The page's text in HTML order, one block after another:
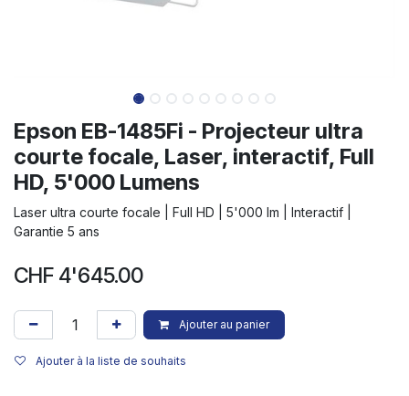
Epson EB-1485Fi - Projecteur ultra
courte focale, Laser, interactif, Full
HD, 5'000 Lumens
Laser ultra courte focale | Full HD | 5'000 lm | Interactif |
Garantie 5 ans
CHF 4'645.00
Ajouter au panier
Ajouter à la liste de souhaits